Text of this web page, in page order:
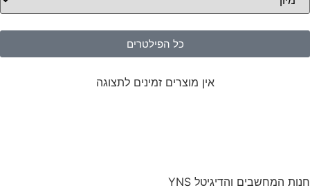
כל הפילטרים
אין מוצרים זמינים לתצוגה
חנות המחשבים והדיגיטל YNS